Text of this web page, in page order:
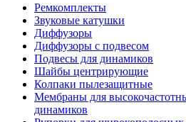
Ремкомплекты
Звуковые катушки
Диффузоры
Диффузоры с подвесом
Подвесы для динамиков
Шайбы центрирующие
Колпаки пылезащитные
Мембраны для
динамиков